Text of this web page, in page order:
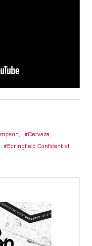
, Cerveza,
Springfield Confidential ,